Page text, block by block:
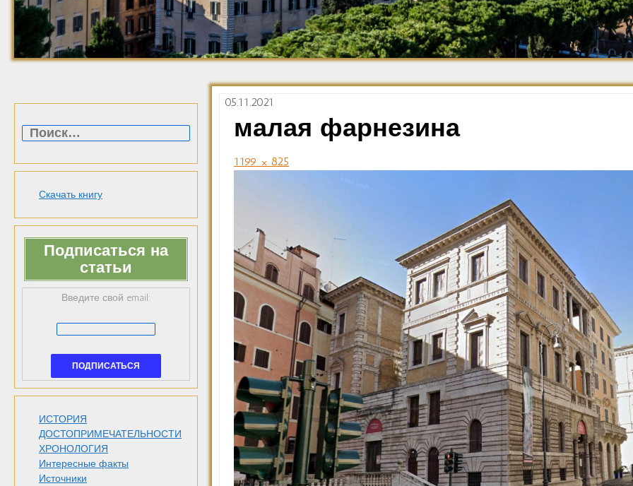
Средневековье
Возрождение и
Барокко
Скачать книгу
Подписаться на
статьи
Введите свой email:
ИСТОРИЯ
ДОСТОПРИМЕЧАТЕЛЬНОСТИ
ХРОНОЛОГИЯ
Интересные факты
Источники
05.11.2021
малая фарнезина
1199 × 825